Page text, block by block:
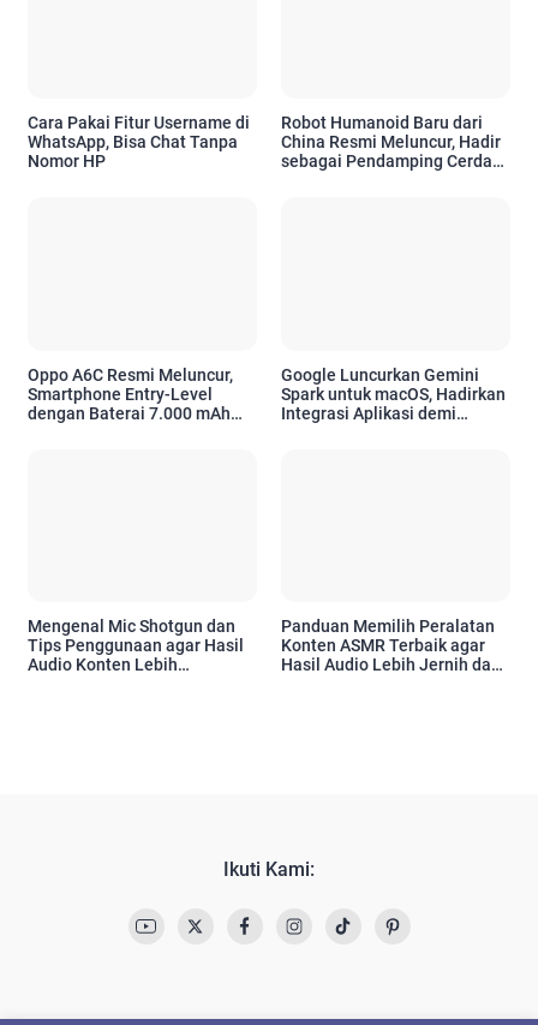
Cara Pakai Fitur Username di
WhatsApp, Bisa Chat Tanpa
Nomor HP
Robot Humanoid Baru dari
China Resmi Meluncur, Hadir
sebagai Pendamping Cerdas
Oppo A6C Resmi Meluncur,
Smartphone Entry-Level
dengan Baterai 7.000 mAh
Google Luncurkan Gemini
Spark untuk macOS, Hadirkan
Integrasi Aplikasi demi
Mengenal Mic Shotgun dan
Tips Penggunaan agar Hasil
Audio Konten Lebih
Panduan Memilih Peralatan
Konten ASMR Terbaik agar
Hasil Audio Lebih Jernih dan
Ikuti Kami: